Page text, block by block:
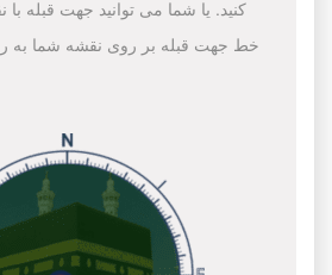
کنید. یا شما می توانید جهت قبله با
خط جهت قبله بر روی نقشه شما به